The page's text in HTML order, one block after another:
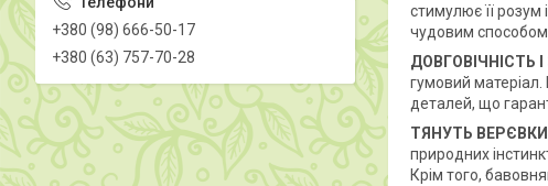
стимулює її розум
чудовим способом
ДОВГОВІЧНІСТЬ
гумовий матеріал.
деталей, що
ТЯНУТЬ ВЕРЄВКИ
природних
Крім того,
+380 (98) 666-50-17
+380 (63) 757-70-28